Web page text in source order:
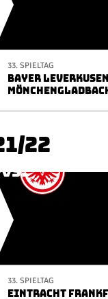
33. SPIELTAG
BAYER
22
33. SPIELTAG
EINTRACHT